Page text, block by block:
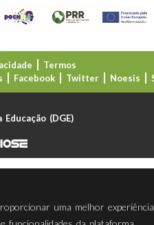
Termos
Facebook Twitter Noesis
(DGE)
uma melhor